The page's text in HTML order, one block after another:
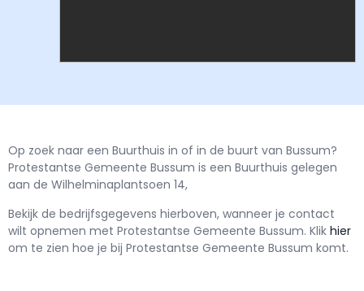
Op zoek naar een Buurthuis in of in de buurt van Bussum?
Protestantse Gemeente Bussum is een Buurthuis gelegen
aan de Wilhelminaplantsoen 14,
Bekijk de bedrijfsgegevens hierboven, wanneer je contact
wilt opnemen met Protestantse Gemeente Bussum. Klik hier
om te zien hoe je bij Protestantse Gemeente Bussum komt.